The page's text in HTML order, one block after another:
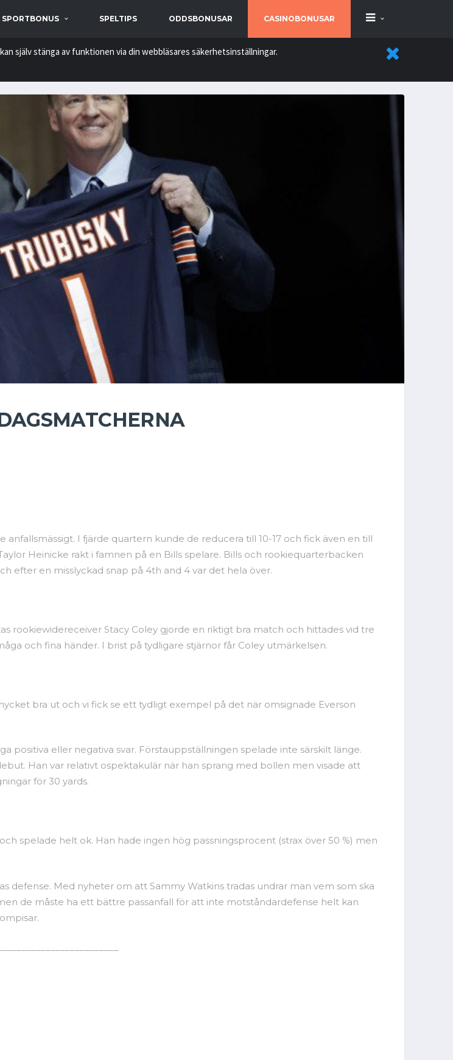
SPORTBONUS SPELTIPS ODDSBONUSAR CASINOBONUSAR
själv stänga av funktionen via din webbläsares säkerhetsinställningar.
I fjärde quartern kunde de reducera till 10-17 och fick även en till
Heinicke rakt i famnen på en Bills spelare. Bills och rookiequarterbacken
efter en misslyckad snap på 4th and 4 var det hela över.
rookiewidereceiver Stacy Coley gjorde en riktigt bra match och hittades vid tre
och fina händer. I brist på tydligare stjärnor får Coley utmärkelsen.
bra ut och vi fick se ett tydligt exempel på det när omsignade Everson
positiva eller negativa svar. Förstauppställningen spelade inte särskilt länge.
Han var relativt ospektakulär när han sprang med bollen men visade att
för 30 yards.
spelade helt ok. Han hade ingen hög passningsprocent (strax över 50 %) men
defense. Med nyheter om att Sammy Watkins tradas undrar man vem som ska
de måste ha ett bättre passanfall för att inte motståndardefense helt kan